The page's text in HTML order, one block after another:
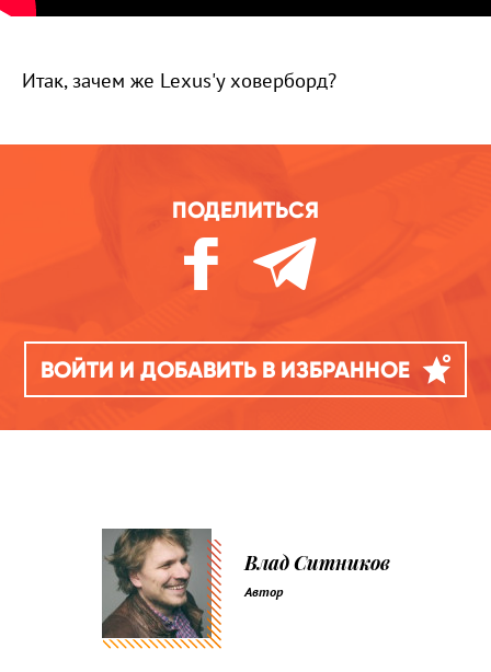
Итак, зачем же Lexus'у ховерборд?
ПОДЕЛИТЬСЯ
ВОЙТИ И ДОБАВИТЬ В ИЗБРАННОЕ
Влад Ситников
Автор